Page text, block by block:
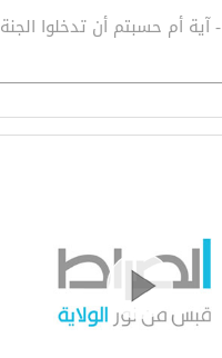
اقرأ وتدبر 807 - آية أم حسبتم أن تدخلوا الجنة